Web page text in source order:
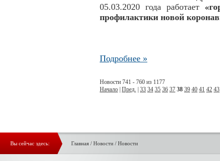
05.03.2020 года работает
профилактики новой
Подробнее »
Новости 741 - 760 из 1177
Начало Пред. 33 34 35 36 37 38 39 40 41 42 43
Вы сейчас здесь: Главная/ Новости / Новости